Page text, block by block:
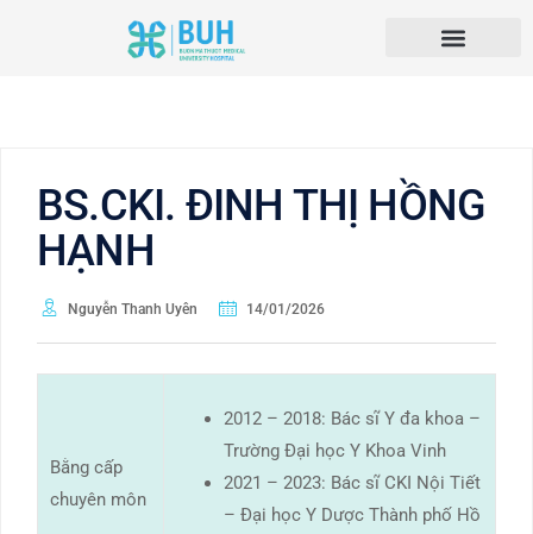
BS.CKI. ĐINH THỊ HỒNG
HẠNH
Nguyễn Thanh Uyên 14/01/2026
Bằng cấp
chuyên môn
2012 – 2018: Bác sĩ Y đa khoa –
Trường Đại học Y Khoa Vinh
2021 – 2023: Bác sĩ CKI Nội Tiết
– Đại học Y Dược Thành phố Hồ